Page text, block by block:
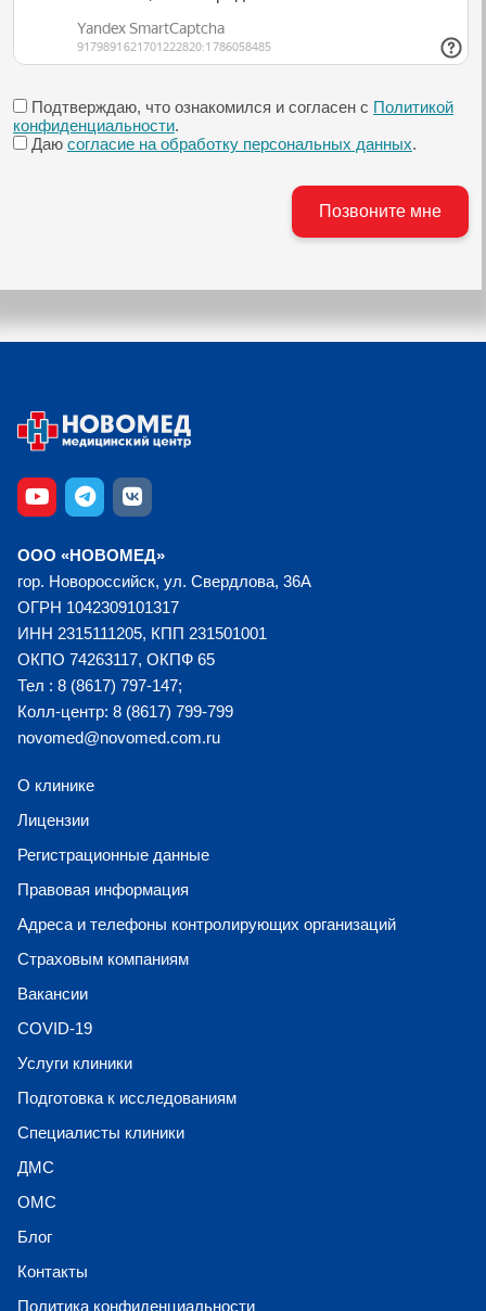
Подтверждаю, что ознакомился и согласен с Политикой
конфиденциальности.
Даю согласие на обработку персональных данных.
ООО «НОВОМЕД»
гор. Новороссийск, ул. Свердлова, 36А
ОГРН 1042309101317
ИНН 2315111205, КПП 231501001
ОКПО 74263117, ОКПФ 65
Тел : 8 (8617) 797-147;
Колл-центр: 8 (8617) 799-799
novomed@novomed.com.ru
О клинике
Лицензии
Регистрационные данные
Правовая информация
Адреса и телефоны контролирующих организаций
Страховым компаниям
Вакансии
COVID-19
Услуги клиники
Подготовка к исследованиям
Специалисты клиники
ДМС
ОМС
Блог
Контакты
Политика конфиденциальности